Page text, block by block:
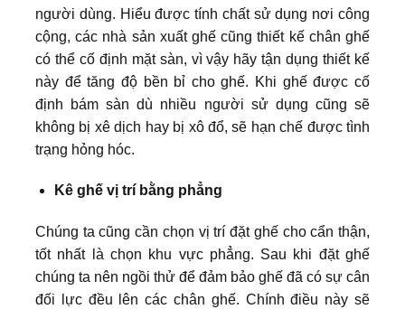
người dùng. Hiểu được tính chất sử dụng nơi công
cộng, các nhà sản xuất ghế cũng thiết kế chân ghế
có thể cố định mặt sàn, vì vậy hãy tận dụng thiết kế
này để tăng độ bền bỉ cho ghế. Khi ghế được cố
định bám sàn dù nhiều người sử dụng cũng sẽ
không bị xê dịch hay bị xô đổ, sẽ hạn chế được tình
trạng hỏng hóc.
Kê ghế vị trí bằng phẳng
Chúng ta cũng cần chọn vị trí đặt ghế cho cẩn thận,
tốt nhất là chọn khu vực phẳng. Sau khi đặt ghế
chúng ta nên ngồi thử để đảm bảo ghế đã có sự cân
đối lực đều lên các chân ghế. Chính điều này sẽ